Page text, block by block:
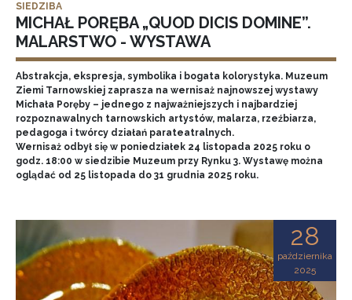
SIEDZIBA
MICHAŁ PORĘBA „QUOD DICIS DOMINE”.
MALARSTWO - WYSTAWA
Abstrakcja, ekspresja, symbolika i bogata kolorystyka. Muzeum
Ziemi Tarnowskiej zaprasza na wernisaż najnowszej wystawy
Michała Poręby – jednego z najważniejszych i najbardziej
rozpoznawalnych tarnowskich artystów, malarza, rzeźbiarza,
pedagoga i twórcy działań parateatralnych.
Wernisaż odbył się w poniedziałek 24 listopada 2025 roku o
godz. 18:00 w siedzibie Muzeum przy Rynku 3. Wystawę można
oglądać od 25 listopada do 31 grudnia 2025 roku.
28
października
2025